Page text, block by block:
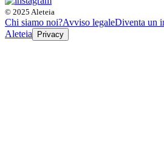
© 2025 Aleteia
Chi siamo noi?Avviso legaleDiventa un
Aleteia
Privacy